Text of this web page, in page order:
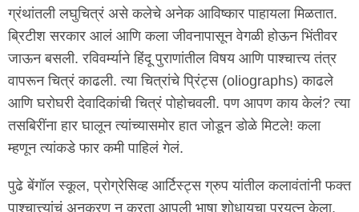
ग्रंथांतली लघुचित्रं असे कलेचे अनेक आविष्कार पाहायला मिळतात.
ब्रिटीश सरकार आलं आणि कला जीवनापासून वेगळी होऊन भिंतीवर
जाऊन बसली. रविवर्म्याने हिंदू पुराणांतील विषय आणि पाश्चात्त्य तंत्र
वापरून चित्रं काढली. त्या चित्रांचे प्रिंट्स (oliographs) काढले
आणि घरोघरी देवादिकांची चित्रं पोहोचवली. पण आपण काय केलं? त्या
तसबिरींना हार घालून त्यांच्यासमोर हात जोडून डोळे मिटले! कला
म्हणून त्यांकडे फार कमी पाहिलं गेलं.
पुढे बेंगॉल स्कूल, प्रोग्रेसिव्ह आर्टिस्ट्स ग्रुप यांतील कलावंतांनी फक्त
पाश्चात्त्यांचं अनुकरण न करता आपली भाषा शोधायचा प्रयत्न केला.